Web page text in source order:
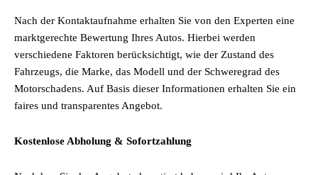
Nach der Kontaktaufnahme erhalten Sie von den Experten eine
marktgerechte Bewertung Ihres Autos. Hierbei werden
verschiedene Faktoren berücksichtigt, wie der Zustand des
Fahrzeugs, die Marke, das Modell und der Schweregrad des
Motorschadens. Auf Basis dieser Informationen erhalten Sie ein
faires und transparentes Angebot.
Kostenlose Abholung & Sofortzahlung